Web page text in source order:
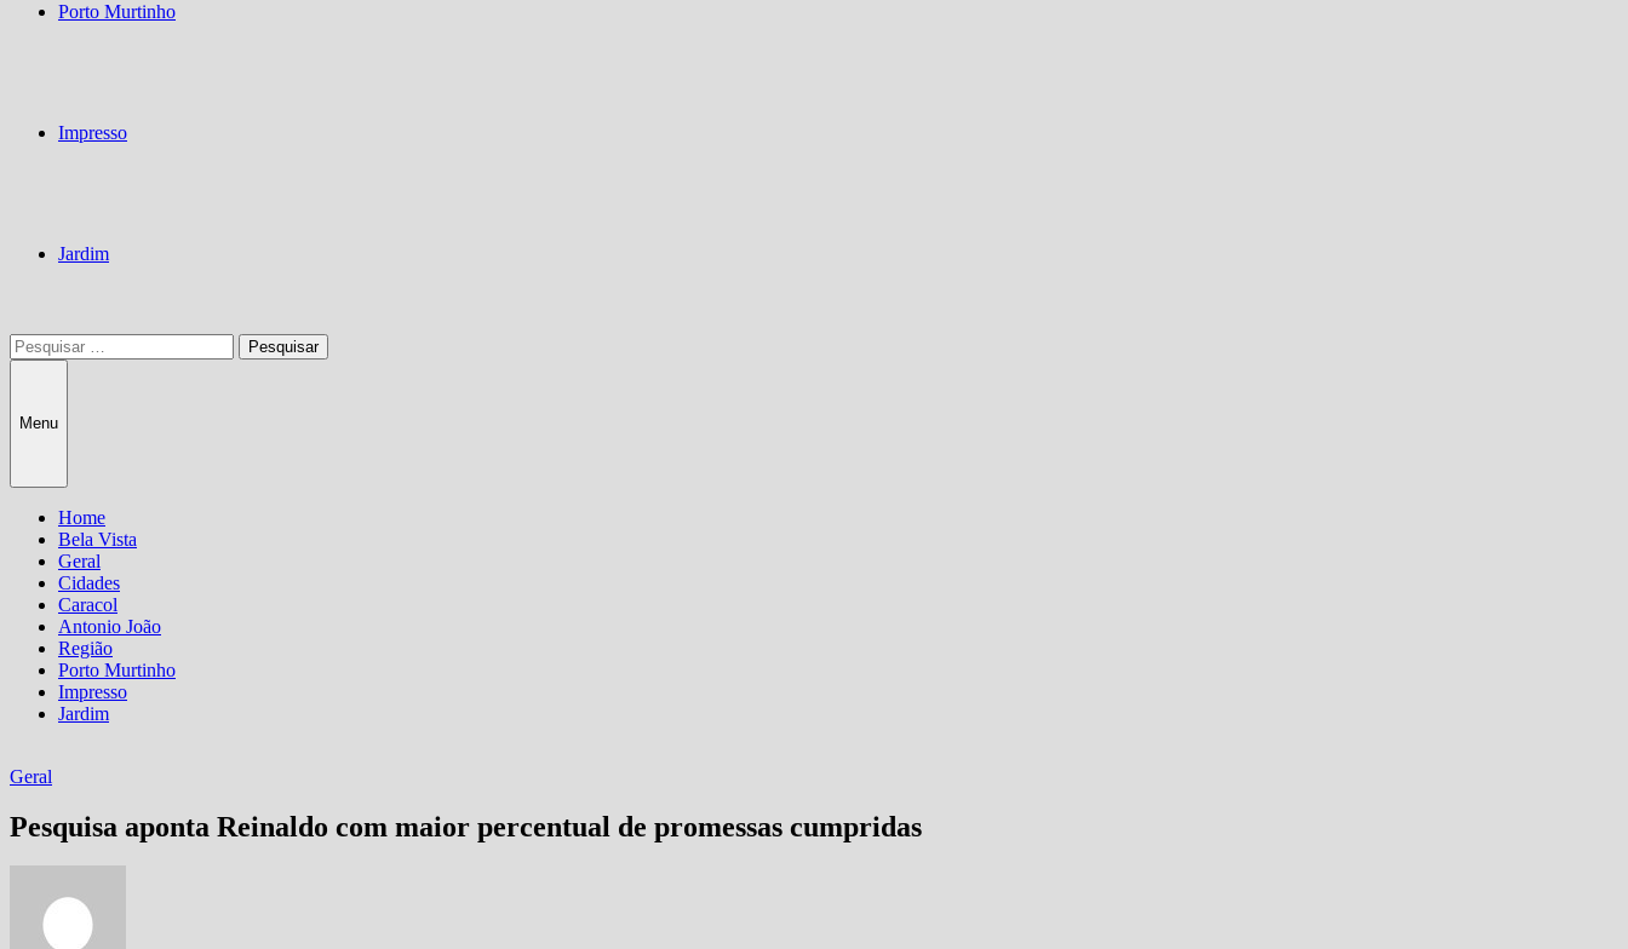
Porto Murtinho
Impresso
Jardim
Pesquisar
por:
Menu
Home
Bela Vista
Geral
Cidades
Caracol
Antonio João
Região
Porto Murtinho
Impresso
Jardim
Geral
Pesquisa aponta Reinaldo com maior percentual de promessas cumpridas